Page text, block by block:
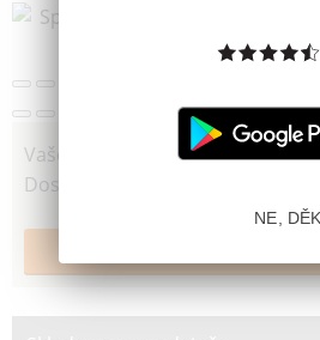
Vaše cena
Dostupnost
NE,